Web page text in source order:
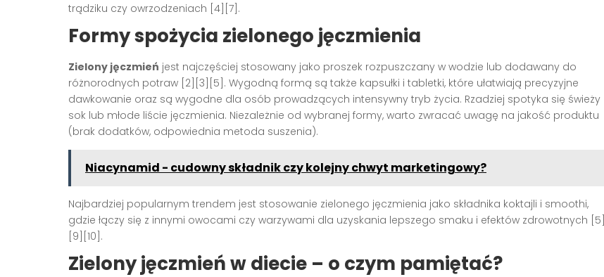
trądziku czy owrzodzeniach [4][7] .
Formy spożycia zielonego jęczmienia
Zielony jęczmień jest najczęściej stosowany jako proszek rozpuszczany w wodzie lub dodawany do
różnorodnych potraw [2][3][5] . Wygodną formą są także kapsułki i tabletki, które ułatwiają precyzyjne
dawkowanie oraz są wygodne dla osób prowadzących intensywny tryb życia. Rzadziej spotyka się świeży
sok lub młode liście jęczmienia. Niezależnie od wybranej formy, warto zwracać uwagę na jakość produktu
(brak dodatków, odpowiednia metoda suszenia).
Niacynamid - cudowny składnik czy kolejny chwyt marketingowy?
Najbardziej popularnym trendem jest stosowanie zielonego jęczmienia jako składnika koktajli i smoothi,
gdzie łączy się z innymi owocami czy warzywami dla uzyskania lepszego smaku i efektów zdrowotnych [5]
[9][10] .
Zielony jęczmień w diecie – o czym pamiętać?